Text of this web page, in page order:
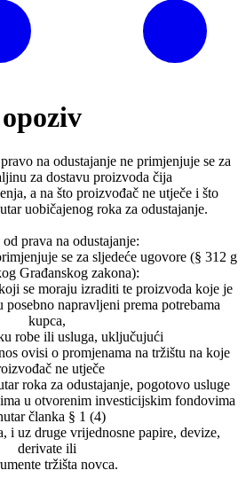
na odustajanje ne primjenjuje se za
za dostavu proizvoda čija
a na što proizvođač ne utječe i što
uobičajenog roka za odustajanje.
prava na odustajanje:
se za sljedeće ugovore (§ 312 g
Građanskog zakona):
se moraju izraditi te proizvoda koje je
napravljeni prema potrebama
kupca,
robe ili usluga, uključujući
ovisi o promjenama na tržištu na koje
ne utječe
roka za odustajanje, pogotovo usluge
u otvorenim investicijskim fondovima
članka § 1 (4)
i uz druge vrijednosne papire, devize,
derivate ili
tržišta novca.